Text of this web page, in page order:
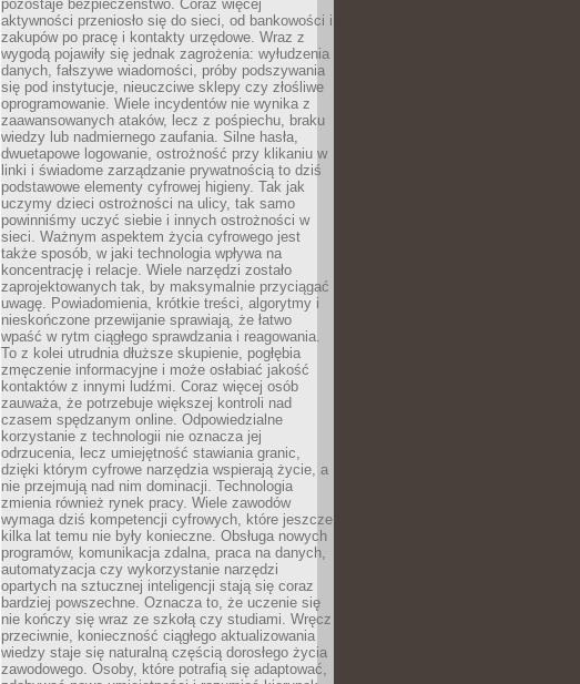
pozostaje bezpieczeństwo. Coraz więcej
aktywności przeniosło się do sieci, od bankowości i
zakupów po pracę i kontakty urzędowe. Wraz z
wygodą pojawiły się jednak zagrożenia: wyłudzenia
danych, fałszywe wiadomości, próby podszywania
się pod instytucje, nieuczciwe sklepy czy złośliwe
oprogramowanie. Wiele incydentów nie wynika z
zaawansowanych ataków, lecz z pośpiechu, braku
wiedzy lub nadmiernego zaufania. Silne hasła,
dwuetapowe logowanie, ostrożność przy klikaniu w
linki i świadome zarządzanie prywatnością to dziś
podstawowe elementy cyfrowej higieny. Tak jak
uczymy dzieci ostrożności na ulicy, tak samo
powinniśmy uczyć siebie i innych ostrożności w
sieci. Ważnym aspektem życia cyfrowego jest
także sposób, w jaki technologia wpływa na
koncentrację i relacje. Wiele narzędzi zostało
zaprojektowanych tak, by maksymalnie przyciągać
uwagę. Powiadomienia, krótkie treści, algorytmy i
nieskończone przewijanie sprawiają, że łatwo
wpaść w rytm ciągłego sprawdzania i reagowania.
To z kolei utrudnia dłuższe skupienie, pogłębia
zmęczenie informacyjne i może osłabiać jakość
kontaktów z innymi ludźmi. Coraz więcej osób
zauważa, że potrzebuje większej kontroli nad
czasem spędzanym online. Odpowiedzialne
korzystanie z technologii nie oznacza jej
odrzucenia, lecz umiejętność stawiania granic,
dzięki którym cyfrowe narzędzia wspierają życie, a
nie przejmują nad nim dominacji. Technologia
zmienia również rynek pracy. Wiele zawodów
wymaga dziś kompetencji cyfrowych, które jeszcze
kilka lat temu nie były konieczne. Obsługa nowych
programów, komunikacja zdalna, praca na danych,
automatyzacja czy wykorzystanie narzędzi
opartych na sztucznej inteligencji stają się coraz
bardziej powszechne. Oznacza to, że uczenie się
nie kończy się wraz ze szkołą czy studiami. Wręcz
przeciwnie, konieczność ciągłego aktualizowania
wiedzy staje się naturalną częścią dorosłego życia
zawodowego. Osoby, które potrafią się adaptować,